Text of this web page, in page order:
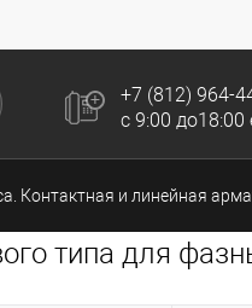
+7 (812) 964-
с 9:00
Контактная и линейная
типа для